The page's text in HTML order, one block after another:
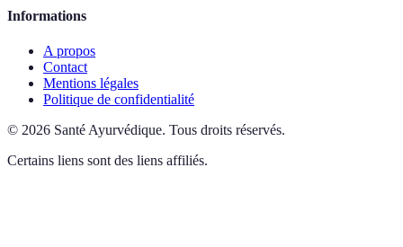
Informations
A propos
Contact
Mentions légales
Politique de confidentialité
© 2026 Santé Ayurvédique. Tous droits réservés.
Certains liens sont des liens affiliés.